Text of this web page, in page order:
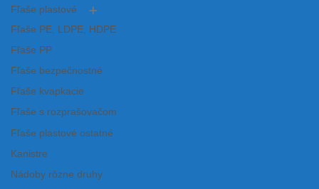
Fľaše plastové
Fľaše PE, LDPE, HDPE
Fľaše PP
Fľaše bezpečnostné
Fľaše kvapkacie
Fľaše s rozprašovačom
Fľaše plastové ostatné
Kanistre
Nádoby rôzne druhy